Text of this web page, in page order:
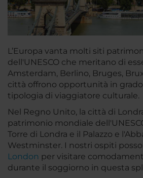
L’Europa vanta molti siti
dell'UNESCO che meritano di
Amsterdam, Berlino, Bruges,
città offrono opportunità in
tipologia di viaggiatore culturale.
Nel Regno Unito, la città di
patrimonio mondiale
Torre di Londra e il Palazzo e
Westminster. I nostri ospiti
London per visitare
durante il soggiorno in questa